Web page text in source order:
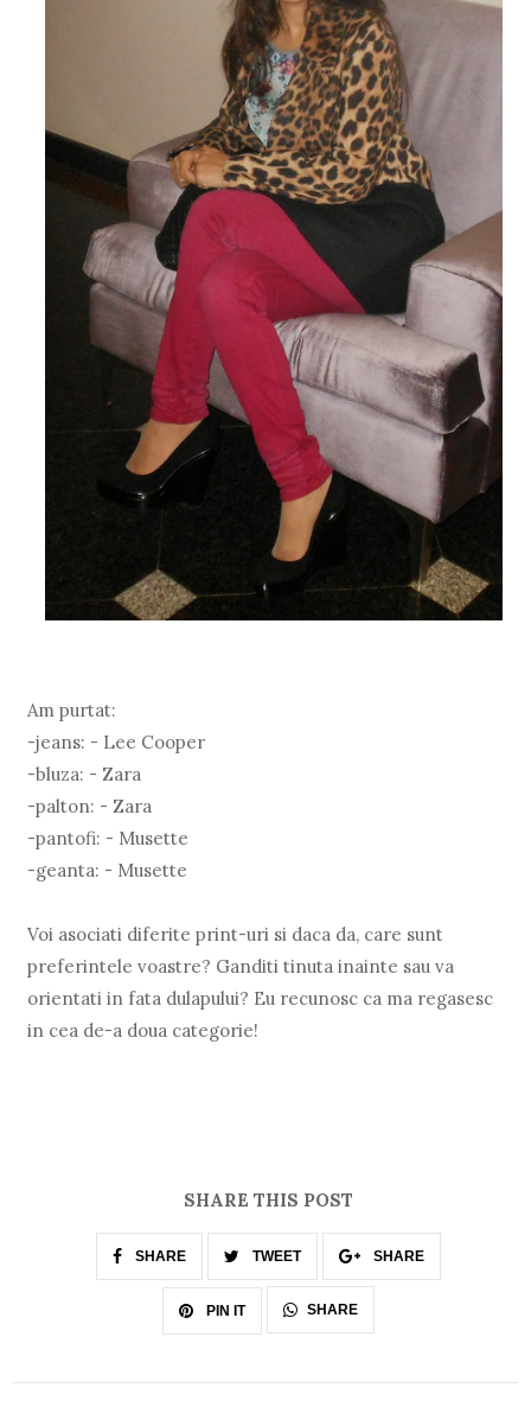
Am purtat:
-jeans: - Lee Cooper
-bluza: - Zara
-palton: - Zara
-pantofi: - Musette
-geanta: - Musette
Voi asociati diferite print-uri si daca da, care sunt
preferintele voastre? Ganditi tinuta inainte sau va
orientati in fata dulapului? Eu recunosc ca ma regasesc
in cea de-a doua categorie!
SHARE THIS POST
SHARE TWEET SHARE
PIN IT SHARE